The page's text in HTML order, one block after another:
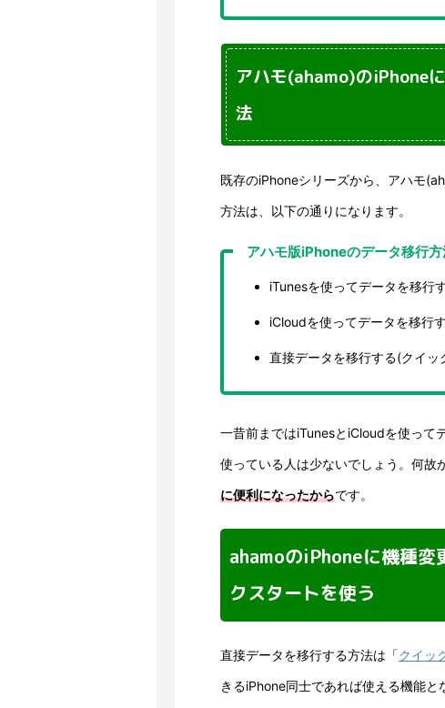
アハモ(ahamo)のiPhone
法
既存のiPhoneシリーズから、アハモ
方法は、以下の通りになります。
アハモ版iPhoneのデータ移行
iTunesを使ってデータを移行
iCloudを使ってデータを移行
直接データを移行する(クイッ
一昔前まではiTunesとiCloudを使って
使っている人は少ないでしょう。何故
に便利になったからです。
ahamoのiPhoneに機種変
クスタートを使う
直接データを移行する方法は「クイッ
きるiPhone同士であれば使える機能と